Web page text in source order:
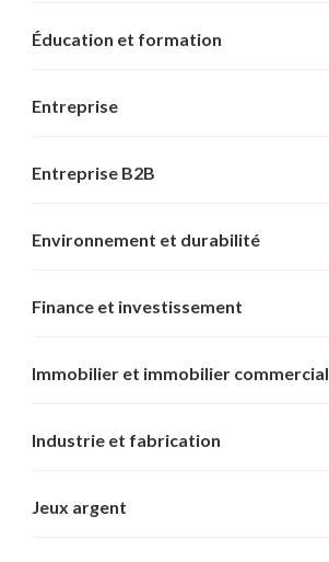
Éducation et formation
Entreprise
Entreprise B2B
Environnement et durabilité
Finance et investissement
Immobilier et immobilier commercial
Industrie et fabrication
Jeux argent